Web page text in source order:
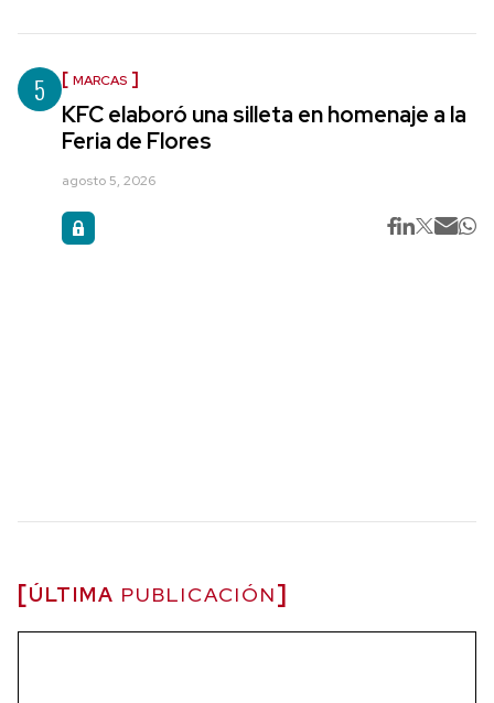
5 MARCAS
KFC elaboró una silleta en homenaje a la
Feria de Flores
agosto 5, 2026
ÚLTIMA PUBLICACIÓN